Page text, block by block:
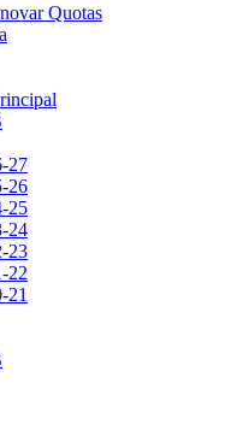
Quotas
27
26
25
24
23
22
21